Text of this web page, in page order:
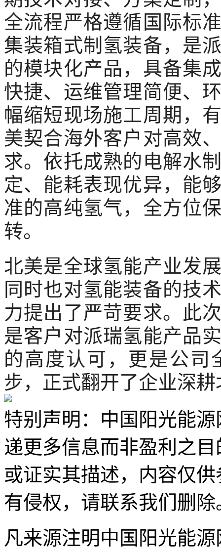
全流程严格遵循国际标
集装箱式制氢装备，是
的模块化产品，具备集
快捷、运维管理简便、
幅缩短现场施工周期，
美契合海外客户对高效
求。依托成熟的电解水
定、能耗表现优异，能
准的高纯氢气，全方位
转。
北美是全球氢能产业发
同时也对氢能装备的技
力提出了严苛要求。此
是客户对派瑞氢能产品
的高度认可，更是公司
步，正式翻开了企业深
特别声明：中国阳光能
递更多信息而非盈利之
或证实其描述，内容仅
有侵权，请联系我们删除
凡来源注明中国阳光能